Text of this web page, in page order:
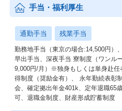
手当・福利厚生
通勤手当 残業手当
勤務地手当（東京の場合:14,500円）
早出手当、深夜手当 寮制度（ワンル
9,000円/月）※独身もしくは単身赴任
得制度（奨励金有）、 永年勤続表彰
会、確定拠出年金401k、定年退職65
可、退職金制度、財産形成貯蓄制度